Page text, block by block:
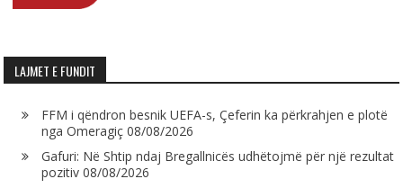
LAJMET E FUNDIT
FFM i qëndron besnik UEFA-s, Çeferin ka përkrahjen e plotë
nga Omeragiç 08/08/2026
Gafuri: Në Shtip ndaj Bregallnicës udhëtojmë për një rezultat
pozitiv 08/08/2026